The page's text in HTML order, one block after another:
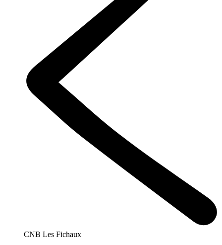
CNB Les Fichaux